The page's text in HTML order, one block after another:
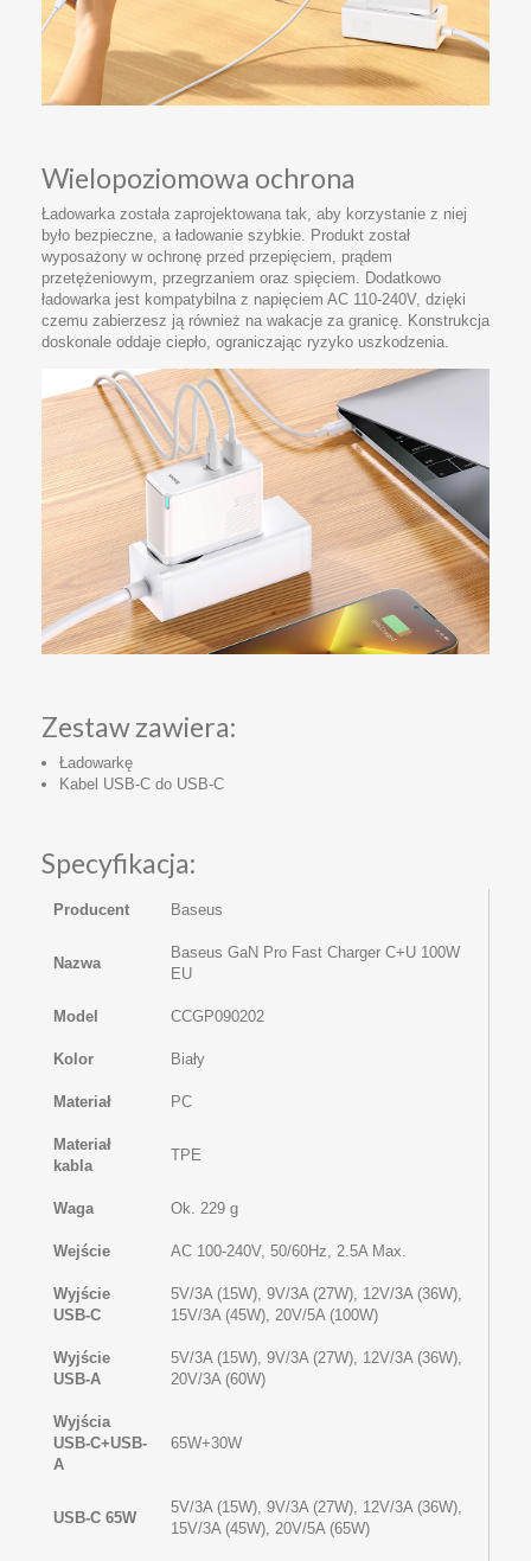
Wielopoziomowa ochrona
Ładowarka została zaprojektowana tak, aby korzystanie z niej
było bezpieczne, a ładowanie szybkie. Produkt został
wyposażony w ochronę przed przepięciem, prądem
przetężeniowym, przegrzaniem oraz spięciem. Dodatkowo
ładowarka jest kompatybilna z napięciem AC 110-240V, dzięki
czemu zabierzesz ją również na wakacje za granicę. Konstrukcja
doskonale oddaje ciepło, ograniczając ryzyko uszkodzenia.
Zestaw zawiera:
Ładowarkę
Kabel USB-C do USB-C
Specyfikacja:
Producent Baseus
Nazwa
Baseus GaN Pro Fast Charger C+U 100W
EU
Model CCGP090202
Kolor Biały
Materiał PC
Materiał
kabla
TPE
Waga Ok. 229 g
Wejście AC 100-240V, 50/60Hz, 2.5A Max.
Wyjście
USB-C
5V/3A (15W), 9V/3A (27W), 12V/3A (36W),
15V/3A (45W), 20V/5A (100W)
Wyjście
USB-A
5V/3A (15W), 9V/3A (27W), 12V/3A (36W),
20V/3A (60W)
Wyjścia
USB-C+USB-
A
65W+30W
USB-C 65W
5V/3A (15W), 9V/3A (27W), 12V/3A (36W),
15V/3A (45W), 20V/5A (65W)